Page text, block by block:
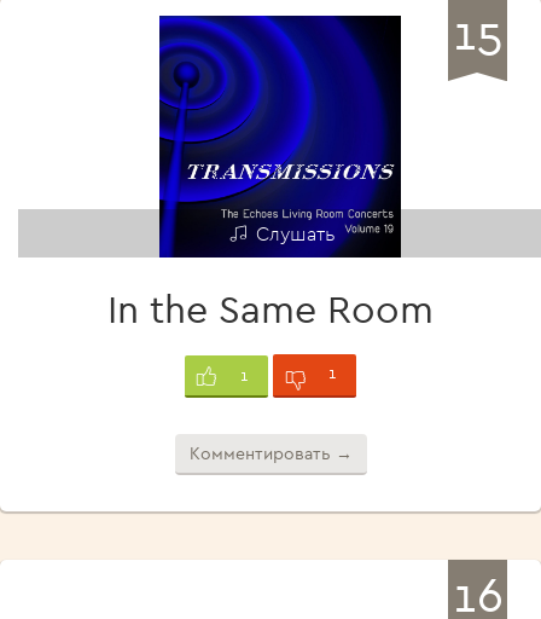
15
Слушать
In the Same Room
1 1
Комментировать →
16